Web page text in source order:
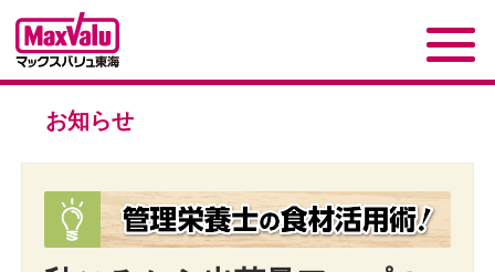
お知らせ